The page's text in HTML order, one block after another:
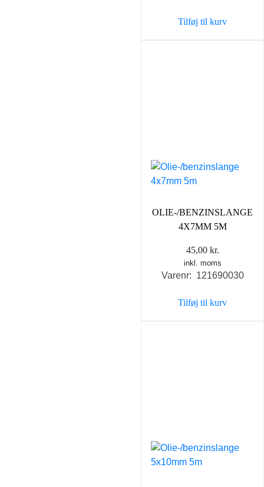
Tilføj til kurv
OLIE-/BENZINSLANGE
4X7MM 5M
45,00 kr.
inkl. moms
Varenr: 121690030
Tilføj til kurv